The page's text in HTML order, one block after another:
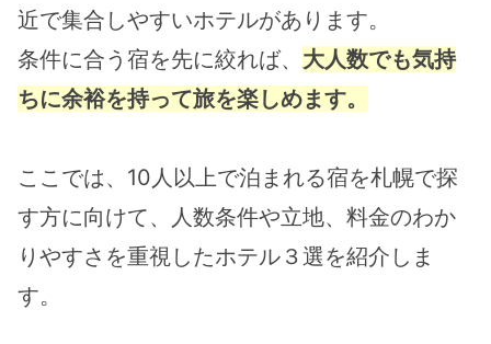
近で集合しやすいホテルがあります。
条件に合う宿を先に絞れば、 大人数でも気持
ちに余裕を持って旅を楽しめます。
ここでは、10人以上で泊まれる宿を札幌で探
す方に向けて、人数条件や立地、料金のわか
りやすさを重視したホテル３選を紹介しま
す。